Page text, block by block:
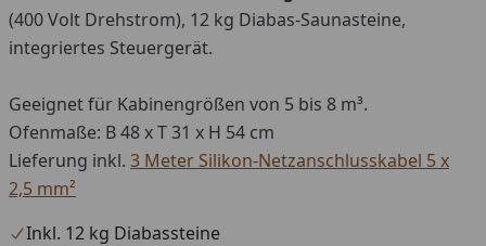
(400 Volt Drehstrom), 12 kg Diabas-Saunasteine,
integriertes Steuergerät.
Geeignet für Kabinengrößen von 5 bis 8 m³.
Ofenmaße: B 48 x T 31 x H 54 cm
Lieferung inkl. 3 Meter Silikon-Netzanschlusskabel 5 x
2,5 mm²
Inkl. 12 kg Diabassteine